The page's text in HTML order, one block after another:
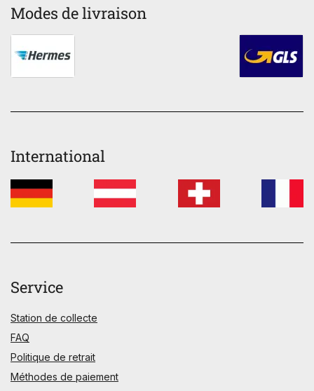
Modes de livraison
International
Service
Station de collecte
FAQ
Politique de retrait
Méthodes de paiement